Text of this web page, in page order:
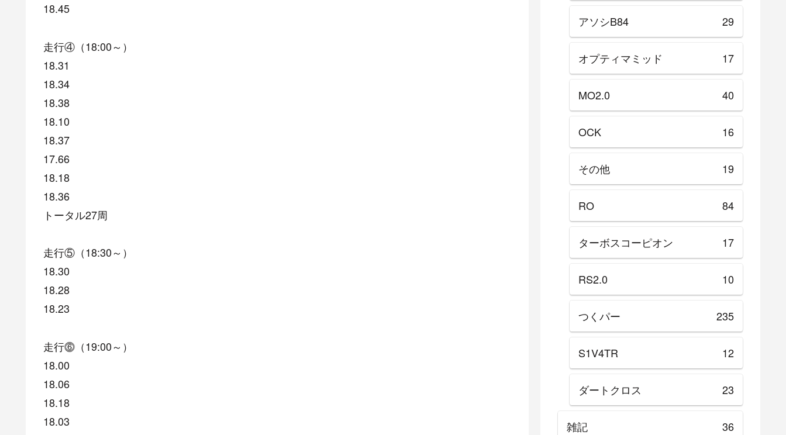
18.45
走行④（18:00～）
18.31
18.34
18.38
18.10
18.37
17.66
18.18
18.36
トータル27周
走行⑤（18:30～）
18.30
18.28
18.23
走行⓺（19:00～）
18.00
18.06
18.18
18.03
アソシB84 29
オプティマミッド 17
MO2.0 40
OCK 16
その他 19
RO 84
ターボスコーピオン 17
RS2.0 10
つくパー 235
S1V4TR 12
ダートクロス 23
雑記 36